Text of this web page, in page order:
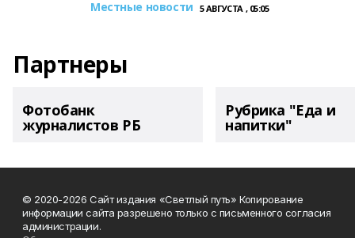
Местные новости 5 АВГУСТА , 05:05
Партнеры
Фотобанк
журналистов РБ
Рубрика "Еда и
напитки"
© 2020-2026 Сайт издания «Светлый путь» Копирование
информации сайта разрешено только с письменного согласия
администрации.